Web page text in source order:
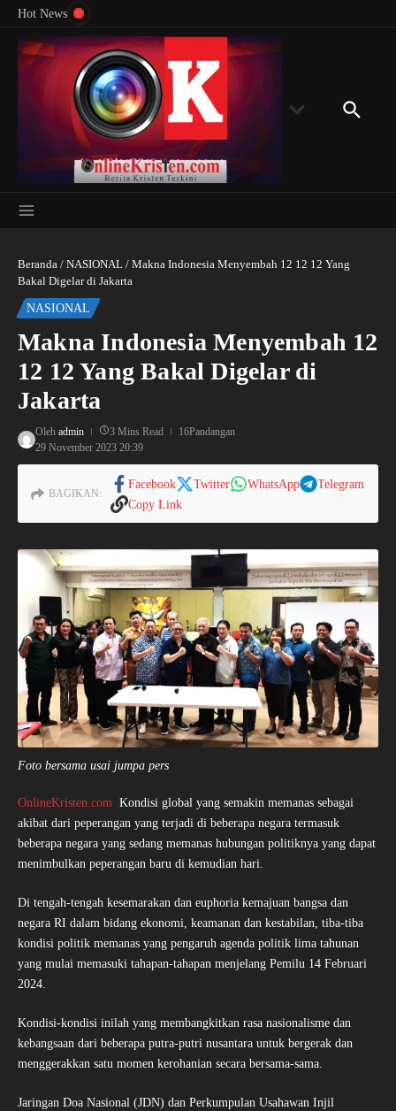
Lewati ke konten
Hot News
Beranda / NASIONAL / Makna Indonesia Menyembah 12 12 12 Yang
Bakal Digelar di Jakarta
NASIONAL
Makna Indonesia Menyembah 12
12 12 Yang Bakal Digelar di
Jakarta
Oleh admin 3 Mins Read
16Pandangan
29 November 2023 20:39
BAGIKAN:
Facebook Twitter WhatsApp
Telegram
Copy Link
Foto bersama usai jumpa pers
OnlineKristen.com Kondisi global yang semakin memanas sebagai
akibat dari peperangan yang terjadi di beberapa negara termasuk
beberapa negara yang sedang memanas hubungan politiknya yang dapat
menimbulkan peperangan baru di kemudian hari.
Di tengah-tengah kesemarakan dan euphoria kemajuan bangsa dan
negara RI dalam bidang ekonomi, keamanan dan kestabilan, tiba-tiba
kondisi politik memanas yang pengaruh agenda politik lima tahunan
yang mulai memasuki tahapan-tahapan menjelang Pemilu 14 Februari
2024.
Kondisi-kondisi inilah yang membangkitkan rasa nasionalisme dan
kebangsaan dari beberapa putra-putri nusantara untuk bergerak dan
menggerakkan satu momen kerohanian secara bersama-sama.
Jaringan Doa Nasional (JDN) dan Perkumpulan Usahawan Injil